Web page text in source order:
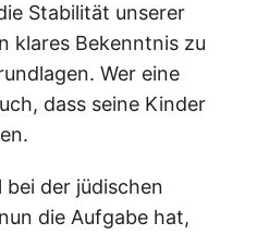
Stabilität unserer
klares Bekenntnis zu
Wer eine
dass seine Kinder
bei der jüdischen
die Aufgabe hat,